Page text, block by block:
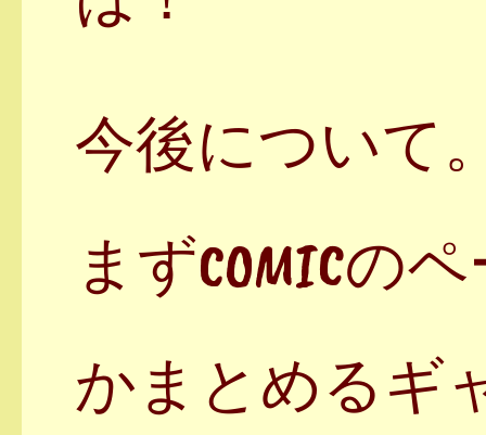
今後について
まずCOMICの
かまとめるギ